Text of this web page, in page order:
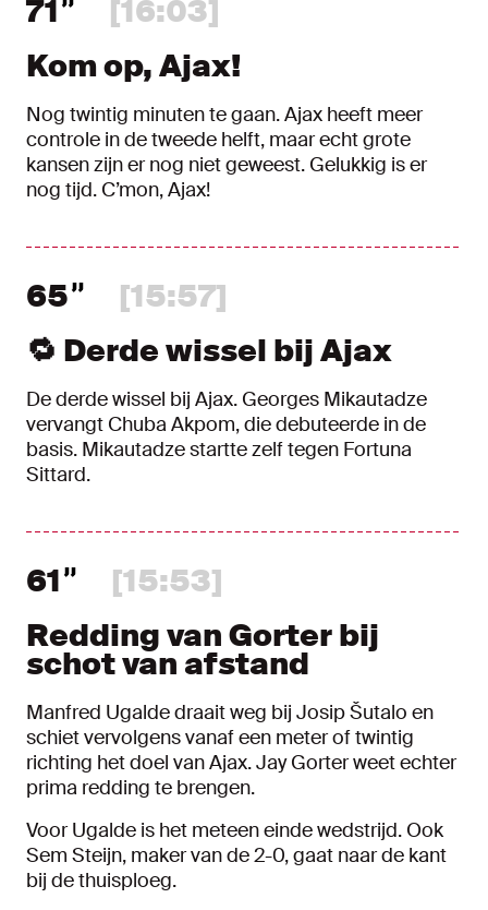
71
[16:03]
Kom op, Ajax!
Nog twintig minuten te gaan. Ajax heeft meer
controle in de tweede helft, maar echt grote
kansen zijn er nog niet geweest. Gelukkig is er
nog tijd. C’mon, Ajax!
65
[15:57]
🔁 Derde wissel bij Ajax
De derde wissel bij Ajax. Georges Mikautadze
vervangt Chuba Akpom, die debuteerde in de
basis. Mikautadze startte zelf tegen Fortuna
Sittard.
61
[15:53]
Redding van Gorter bij
schot van afstand
Manfred Ugalde draait weg bij Josip Šutalo en
schiet vervolgens vanaf een meter of twintig
richting het doel van Ajax. Jay Gorter weet echter
prima redding te brengen.
Voor Ugalde is het meteen einde wedstrijd. Ook
Sem Steijn, maker van de 2-0, gaat naar de kant
bij de thuisploeg.